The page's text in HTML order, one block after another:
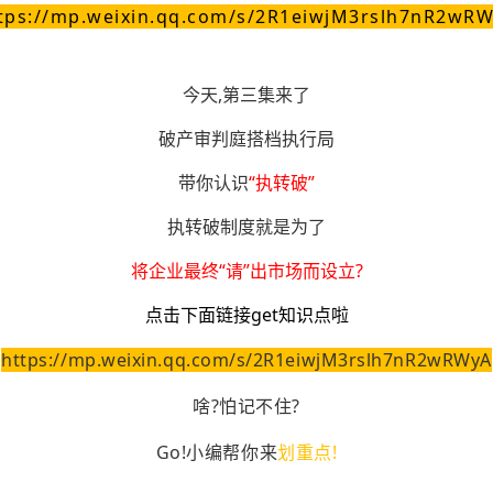
mp.weixin.qq.com/s/
今天,第三集来了
破产审判庭搭档执行局
带你认识“执转破”
执转破制度就是为了
将企业最终“请”出市场而设立?
点击下面链接get知识点啦
https://mp.weixin.qq.com/s/2R1eiwjM3rslh7nR2wRWyA
啥?怕记不住?
Go!小编帮你来划重点!